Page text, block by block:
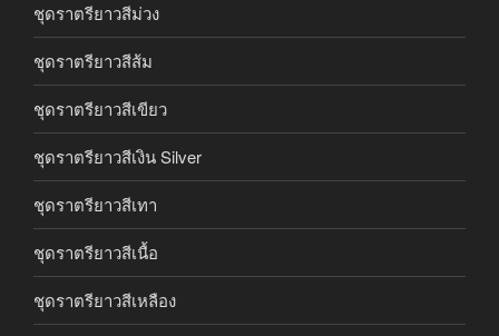
ชุดราตรียาวสีม่วง
ชุดราตรียาวสีส้ม
ชุดราตรียาวสีเขียว
ชุดราตรียาวสีเงิน Silver
ชุดราตรียาวสีเทา
ชุดราตรียาวสีเนื้อ
ชุดราตรียาวสีเหลือง